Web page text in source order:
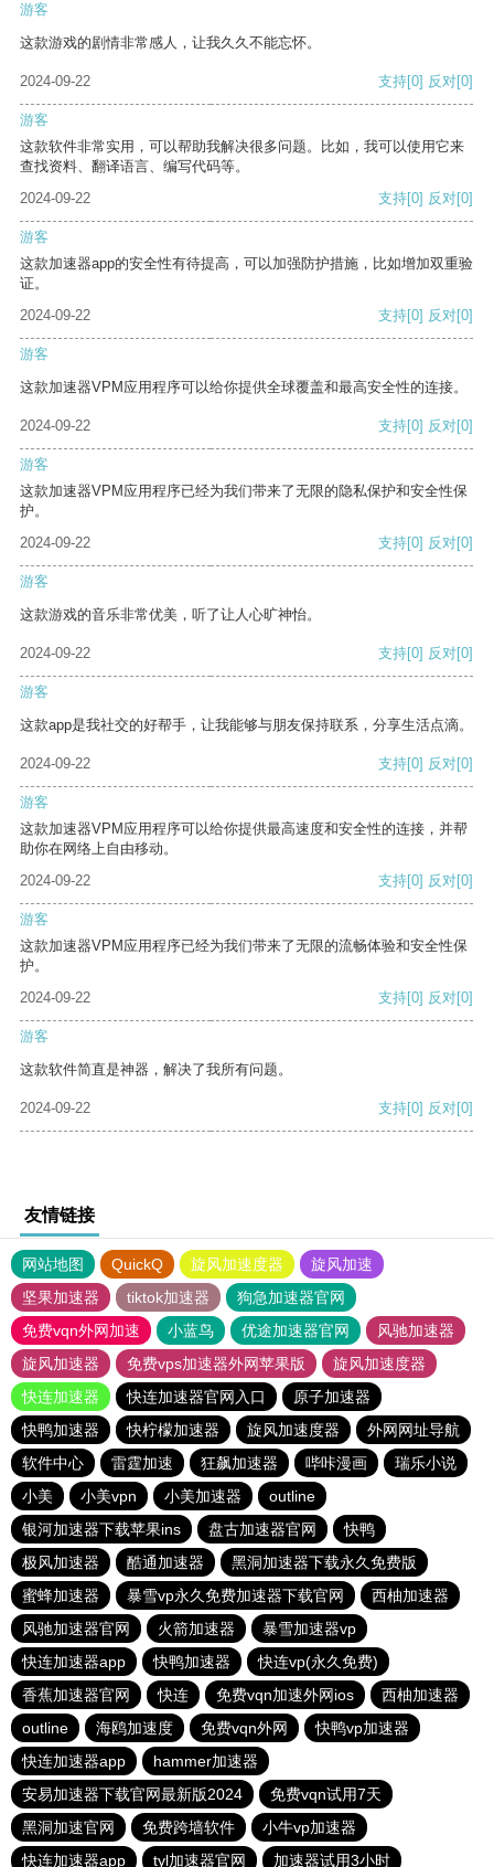
游客
这款游戏的剧情非常感人，让我久久不能忘怀。
2024-09-22 支持[0] 反对[0]
游客
这款软件非常实用，可以帮助我解决很多问题。比如，我可以使用它来
查找资料、翻译语言、编写代码等。
2024-09-22
支持[0] 反对[0]
游客
这款加速器app的安全性有待提高，可以加强防护措施，比如增加双重验
证。
2024-09-22
支持[0] 反对[0]
游客
这款加速器VPM应用程序可以给你提供全球覆盖和最高安全性的连接。
2024-09-22 支持[0] 反对[0]
游客
这款加速器VPM应用程序已经为我们带来了无限的隐私保护和安全性保
护。
2024-09-22
支持[0] 反对[0]
游客
这款游戏的音乐非常优美，听了让人心旷神怡。
2024-09-22 支持[0] 反对[0]
游客
这款app是我社交的好帮手，让我能够与朋友保持联系，分享生活点滴。
2024-09-22 支持[0] 反对[0]
游客
这款加速器VPM应用程序可以给你提供最高速度和安全性的连接，并帮
助你在网络上自由移动。
2024-09-22
支持[0] 反对[0]
游客
这款加速器VPM应用程序已经为我们带来了无限的流畅体验和安全性保
护。
2024-09-22
支持[0] 反对[0]
游客
这款软件简直是神器，解决了我所有问题。
2024-09-22 支持[0] 反对[0]
友情链接
网站地图 QuickQ 旋风加速度器
旋风加速
坚果加速器
tiktok加速器
狗急加速器官网
免费vqn外网加速
小蓝鸟 优途加速器官网
风驰加速器
旋风加速器
免费vps加速器外网苹果版
旋风加速度器
快连加速器
快连加速器官网入口
原子加速器
快鸭加速器
快柠檬加速器 旋风加速度器
外网网址导航
软件中心
雷霆加速 狂飙加速器 哔咔漫画
瑞乐小说
小美
小美vpn 小美加速器
outline
银河加速器下载苹果ins
盘古加速器官网
快鸭
极风加速器
酷通加速器
黑洞加速器下载永久免费版
蜜蜂加速器
暴雪vp永久免费加速器下载官网
西柚加速器
风驰加速器官网
火箭加速器
暴雪加速器vp
快连加速器app
快鸭加速器
快连vp(永久免费)
香蕉加速器官网
快连 免费vqn加速外网ios
西柚加速器
outline
海鸥加速度 免费vqn外网
快鸭vp加速器
快连加速器app
hammer加速器
安易加速器下载官网最新版2024
免费vqn试用7天
黑洞加速官网
免费跨墙软件
小牛vp加速器
快连加速器app
tyl加速器官网 加速器试用3小时